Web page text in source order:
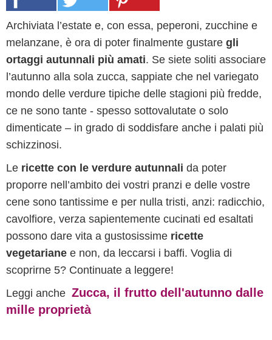
Archiviata l’estate e, con essa, peperoni, zucchine e
melanzane, è ora di poter finalmente gustare gli
ortaggi autunnali più amati. Se siete soliti associare
l’autunno alla sola zucca, sappiate che nel variegato
mondo delle verdure tipiche delle stagioni più fredde,
ce ne sono tante - spesso sottovalutate o solo
dimenticate – in grado di soddisfare anche i palati più
schizzinosi.
Le ricette con le verdure autunnali da poter
proporre nell’ambito dei vostri pranzi e delle vostre
cene sono tantissime e per nulla tristi, anzi: radicchio,
cavolfiore, verza sapientemente cucinati ed esaltati
possono dare vita a gustosissime ricette
vegetariane e non, da leccarsi i baffi. Voglia di
scoprirne 5? Continuate a leggere!
Leggi anche Zucca, il frutto dell'autunno dalle
mille proprietà